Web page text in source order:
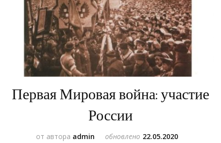
Первая Мировая война: участие
России
от автора admin обновлено 22.05.2020